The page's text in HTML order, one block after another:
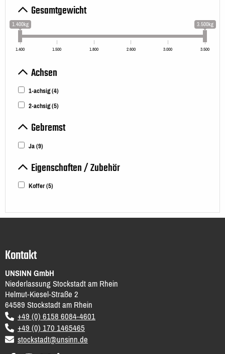
Gesamtgewicht
1.400kg 3.500kg
1.400 1.500 1.800 2.600 3.000 3.500
Achsen
1-achsig(4)
2-achsig(5)
Gebremst
Ja(9)
Eigenschaften / Zubehör
Koffer(5)
Kontakt
UNSINN GmbH
Niederlassung Stockstadt am Rhein
Helmut-Kiesel-Straße 2
64589Stockstadt am Rhein
DE +49 (0) 6158 6084-4601
+49 (0) 170 1465465
email
stockstadt@unsinn.de